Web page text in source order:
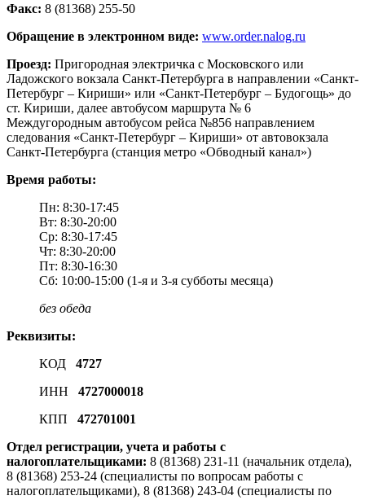
Факс: 8 (81368) 255-50
Обращение в электронном виде: www.order.nalog.ru
Проезд: Пригородная электричка с Московского или
Ладожского вокзала Санкт-Петербурга в направлении «Санкт-
Петербург – Кириши» или «Санкт-Петербург – Будогощь» до
ст. Кириши, далее автобусом маршрута № 6
Междугородным автобусом рейса №856 направлением
следования «Санкт-Петербург – Кириши» от автовокзала
Санкт-Петербурга (станция метро «Обводный канал»)
Время работы:
Пн: 8:30-17:45
Вт: 8:30-20:00
Ср: 8:30-17:45
Чт: 8:30-20:00
Пт: 8:30-16:30
Сб: 10:00-15:00 (1-я и 3-я субботы месяца)
без обеда
Реквизиты:
КОД
4727
ИНН
4727000018
КПП
472701001
Отдел регистрации, учета и работы с
налогоплательщиками: 8 (81368) 231-11 (начальник отдела),
8 (81368) 253-24 (специалисты по вопросам работы с
налогоплательщиками), 8 (81368) 243-04 (специалисты по